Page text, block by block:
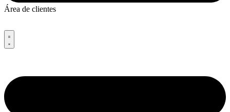
Área de clientes